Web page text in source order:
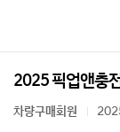
2025 픽업앤충
차량구매회원